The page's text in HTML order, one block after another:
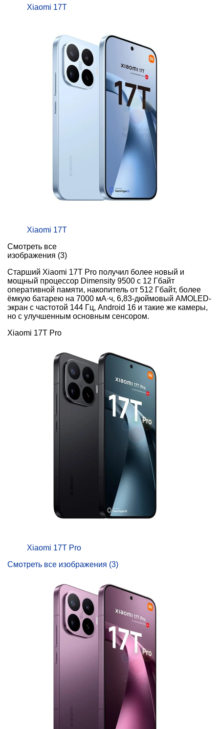
Xiaomi 17T
Xiaomi 17T
Смотреть все
изображения (3)
Старший Xiaomi 17T Pro получил более новый и
мощный процессор Dimensity 9500 с 12 Гбайт
оперативной памяти, накопитель от 512 Гбайт, более
ёмкую батарею на 7000 мА·ч, 6,83-дюймовый AMOLED-
экран с частотой 144 Гц, Android 16 и такие же камеры,
но с улучшенным основным сенсором.
Xiaomi 17T Pro
Xiaomi 17T Pro
Смотреть все изображения (3)